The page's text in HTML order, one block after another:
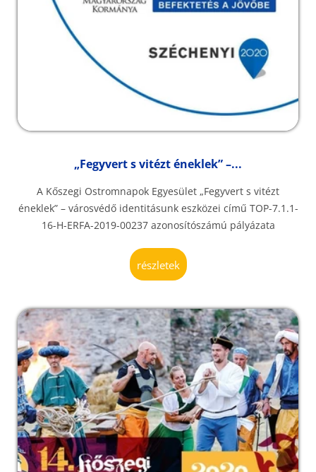
„Fegyvert s vitézt éneklek” –...
A Kőszegi Ostromnapok Egyesület „Fegyvert s vitézt
éneklek” – városvédő identitásunk eszközei című TOP-7.1.1-
16-H-ERFA-2019-00237 azonosítószámú pályázata
részletek